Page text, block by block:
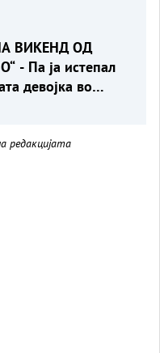
ВИКЕНД ОД
- Па ја истепал
девојка во
редакцијата